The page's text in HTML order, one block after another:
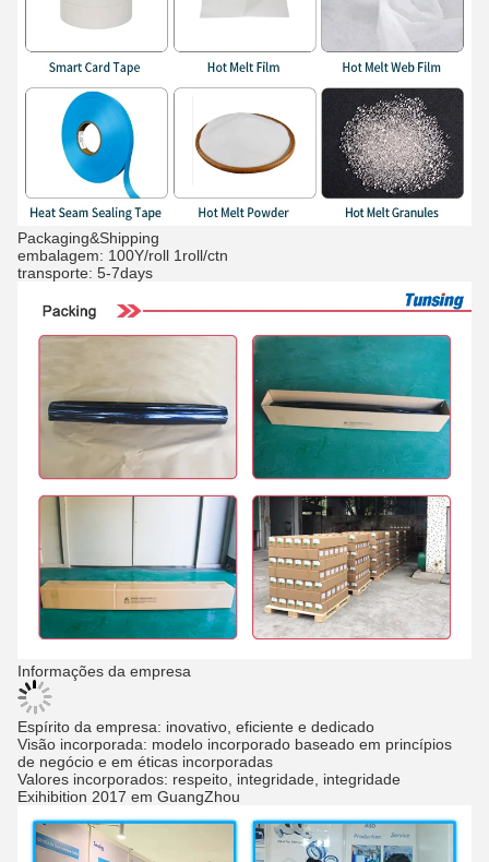
Packaging&Shipping
embalagem: 100Y/roll 1roll/ctn
transporte: 5-7days
Informações da empresa
Espírito da empresa: inovativo, eficiente e dedicado
Visão incorporada: modelo incorporado baseado em princípios
de negócio e em éticas incorporadas
Valores incorporados: respeito, integridade, integridade
Exihibition 2017 em GuangZhou